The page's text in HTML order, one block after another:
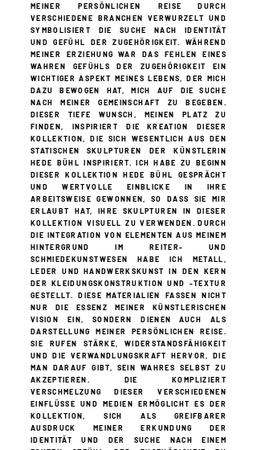
MEINER PERSÖNLICHEN REISE
DURCH
VERSCHIEDENE BRANCHEN VERWURZELT UND
SYMBOLISIERT DIE SUCHE NACH IDENTITÄT
UND GEFÜHL DER ZUGEHÖRIGKEIT. WÄHREND
MEINER ERZIEHUNG
WAR DAS FEHLEN EINES
WAHREN GEFÜHLS DER ZUGEHÖRIGKEIT EIN
WICHTIGER ASPEKT MEINES LEBENS, DER MICH
DAZU BEWOGEN HAT, MICH AUF DIE
SUCHE
NACH MEINER GEMEINSCHAFT ZU BEGEBEN.
DIESER TIEFE WUNSCH, MEINEN PLATZ ZU
FINDEN, INSPIRIERT DIE
KREATION DIESER
KOLLEKTION, DIE SICH WESENTLICH AUS DEN
STATISCHEN
SKULPTUREN DER KÜNSTLERIN
HEDE BÜHL INSPIRIERT. ICH HABE ZU BEGINN
DIESER KOLLEKTION HEDE BÜHL GESPRÄCHT
UND WERTVOLLE EINBLICKE IN IHRE
ARBEITSWEISE GEWONNEN, SO DASS SIE MIR
ERLAUBT HAT, IHRE SKULPTUREN IN DIESER
KOLLEKTION VISUELL ZU VERWENDEN.
DURCH
DIE INTEGRATION VON ELEMENTEN AUS MEINEM
HINTERGRUND IM REITER- UND
SCHMIEDEKUNSTWESEN HABE ICH METALL,
LEDER UND HANDWERKSKUNST IN DEN KERN
DER KLEIDUNGSKONSTRUKTION UND -TEXTUR
GESTELLT. DIESE MATERIALIEN FASSEN NICHT
NUR DIE ESSENZ MEINER KÜNSTLERISCHEN
VISION EIN, SONDERN DIENEN
AUCH ALS
DARSTELLUNG MEINER PERSÖNLICHEN REISE.
SIE RUFEN STÄRKE, WIDERSTANDSFÄHIGKEIT
UND DIE VERWANDLUNGSKRAFT HERVOR, DIE
MAN DARAUF GIBT, SEIN WAHRES SELBST ZU
AKZEPTIEREN. DIE KOMPLIZIERT
VERSCHMELZUNG
DIESER VERSCHIEDENEN
EINFLÜSSE UND MEDIEN ERMÖGLICHT ES DER
KOLLEKTION, SICH ALS
GREIFBARER
AUSDRUCK MEINER ERKUNDUNG DER
IDENTITÄT UND DER SUCHE NACH EINEM